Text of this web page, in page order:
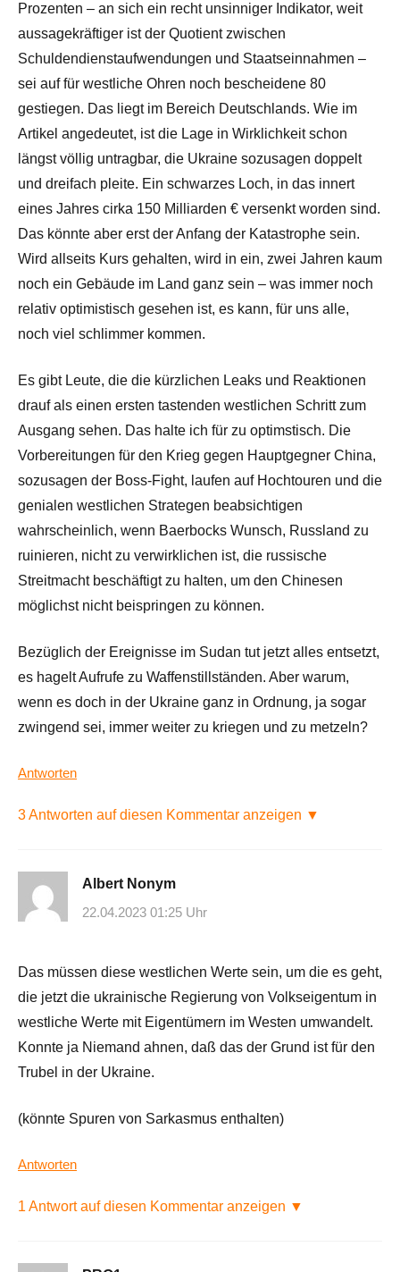
Prozenten – an sich ein recht unsinniger Indikator, weit
aussagekräftiger ist der Quotient zwischen
Schuldendienstaufwendungen und Staatseinnahmen –
sei auf für westliche Ohren noch bescheidene 80
gestiegen. Das liegt im Bereich Deutschlands. Wie im
Artikel angedeutet, ist die Lage in Wirklichkeit schon
längst völlig untragbar, die Ukraine sozusagen doppelt
und dreifach pleite. Ein schwarzes Loch, in das innert
eines Jahres cirka 150 Milliarden € versenkt worden sind.
Das könnte aber erst der Anfang der Katastrophe sein.
Wird allseits Kurs gehalten, wird in ein, zwei Jahren kaum
noch ein Gebäude im Land ganz sein – was immer noch
relativ optimistisch gesehen ist, es kann, für uns alle,
noch viel schlimmer kommen.
Es gibt Leute, die die kürzlichen Leaks und Reaktionen
drauf als einen ersten tastenden westlichen Schritt zum
Ausgang sehen. Das halte ich für zu optimstisch. Die
Vorbereitungen für den Krieg gegen Hauptgegner China,
sozusagen der Boss-Fight, laufen auf Hochtouren und die
genialen westlichen Strategen beabsichtigen
wahrscheinlich, wenn Baerbocks Wunsch, Russland zu
ruinieren, nicht zu verwirklichen ist, die russische
Streitmacht beschäftigt zu halten, um den Chinesen
möglichst nicht beispringen zu können.
Bezüglich der Ereignisse im Sudan tut jetzt alles entsetzt,
es hagelt Aufrufe zu Waffenstillständen. Aber warum,
wenn es doch in der Ukraine ganz in Ordnung, ja sogar
zwingend sei, immer weiter zu kriegen und zu metzeln?
Antworten
3 Antworten auf diesen Kommentar anzeigen ▼
Albert Nonym
22.04.2023 01:25 Uhr
Das müssen diese westlichen Werte sein, um die es geht,
die jetzt die ukrainische Regierung von Volkseigentum in
westliche Werte mit Eigentümern im Westen umwandelt.
Konnte ja Niemand ahnen, daß das der Grund ist für den
Trubel in der Ukraine.
(könnte Spuren von Sarkasmus enthalten)
Antworten
1 Antwort auf diesen Kommentar anzeigen ▼